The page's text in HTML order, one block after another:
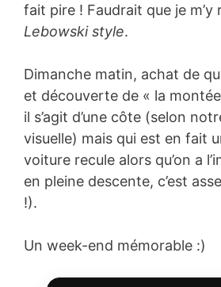
fait pire ! Faudrait que je m’y
Lebowski style.
Dimanche matin, achat de
et découverte de « la
il s’agit d’une côte (selon
visuelle) mais qui est en fait
voiture recule alors qu’on a
en pleine descente, c’est
!).
Un week-end mémorable :)